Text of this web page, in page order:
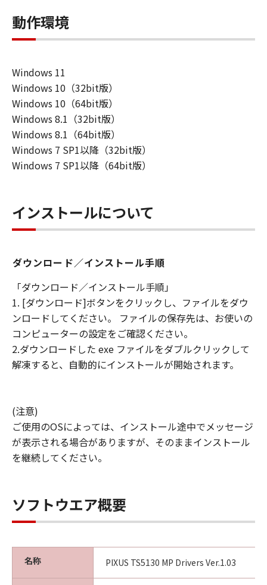
動作環境
Windows 11
Windows 10（32bit版）
Windows 10（64bit版）
Windows 8.1（32bit版）
Windows 8.1（64bit版）
Windows 7 SP1以降（32bit版）
Windows 7 SP1以降（64bit版）
インストールについて
ダウンロード／インストール手順
「ダウンロード／インストール手順」
1. [ダウンロード]ボタンをクリックし、ファイルをダウ
ンロードしてください。 ファイルの保存先は、お使いの
コンピューターの設定をご確認ください。
2.ダウンロードした exe ファイルをダブルクリックして
解凍すると、自動的にインストールが開始されます。
(注意)
ご使用のOSによっては、インストール途中でメッセージ
が表示される場合がありますが、そのままインストール
を継続してください。
ソフトウエア概要
名称 PIXUS TS5130 MP Drivers Ver.1.03